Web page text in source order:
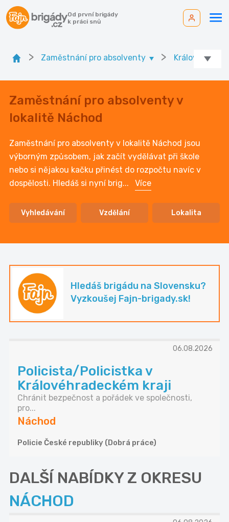
Od první brigády
k práci snů
> Zaměstnání pro absolventy >
Zaměstnání pro absolventy v
lokalitě Náchod
Zaměstnání pro absolventy v lokalitě Náchod jsou
výborným způsobem, jak začít vydělávat při škole
nebo si nějakou kačku přinést do rozpočtu navíc v
dospělosti. Hledáš si nyní brig... Více
Vyhledávání Vzdělání Lokalita
Hledáš brigádu na Slovensku?
Vyzkoušej Fajn-brigady.sk!
06.08.2026
Policista/Policistka v
Královéhradeckém kraji
Chránit bezpečnost a pořádek ve společnosti,
pro...
Náchod
Policie České republiky (Dobrá práce)
DALŠÍ NABÍDKY Z OKRESU
NÁCHOD